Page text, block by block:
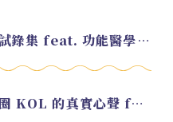
EP.220 好久不見！2026 試錄集 feat. 功能醫學營養師 美寶
EP.219 從銀行高管轉職幣圈 KOL 的真實心聲 feat.龜大